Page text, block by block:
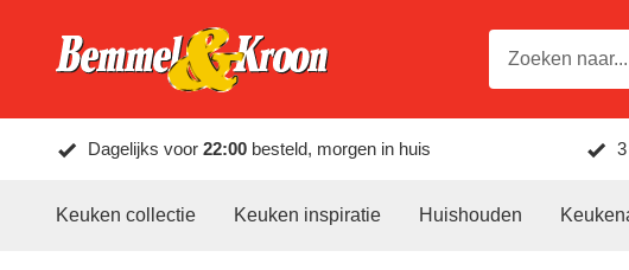
Dagelijks voor 22:00 besteld, morgen in huis
Keuken collectie Keuken inspiratie Huishouden